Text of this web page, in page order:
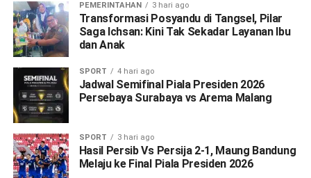
PEMERINTAHAN 3 hari ago
Transformasi Posyandu di Tangsel, Pilar
Saga Ichsan: Kini Tak Sekadar Layanan Ibu
dan Anak
SPORT 4 hari ago
Jadwal Semifinal Piala Presiden 2026
Persebaya Surabaya vs Arema Malang
SPORT 3 hari ago
Hasil Persib Vs Persija 2-1, Maung Bandung
Melaju ke Final Piala Presiden 2026